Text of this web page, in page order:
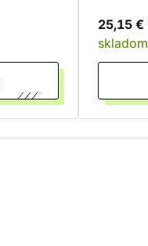
25,15 €
skladom